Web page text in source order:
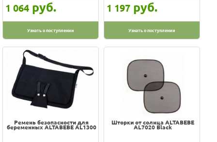
1 064 руб.
Узнать о поступлении
1 197 руб.
Узнать о поступлении
Ремень безопасности для
беременных ALTABEBE AL1300
Шторки от солнца ALTABEBE
AL7020 Black